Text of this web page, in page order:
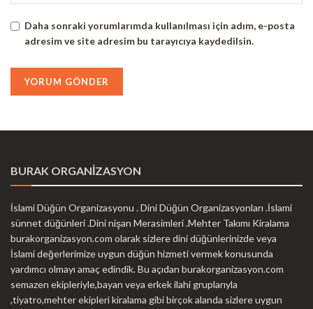
Daha sonraki yorumlarımda kullanılması için adım, e-posta
adresim ve site adresim bu tarayıcıya kaydedilsin.
BURAK ORGANİZASYON
İslami Düğün Organizasyonu . Dini Düğün Organizasyonları .İslami
sünnet düğünleri .Dini nişan Merasimleri .Mehter Takımı Kiralama
burakorganizasyon.com olarak sizlere dini düğünlerinizde veya
İslami değerlerimize uygun düğün hizmeti vermek konusunda
yardımcı olmayı amaç edindik. Bu açıdan burakorganizasyon.com
semazen ekipleriyle,bayan veya erkek ilahi gruplarıyla
,tiyatro,mehter ekipleri kiralama gibi birçok alanda sizlere uygun